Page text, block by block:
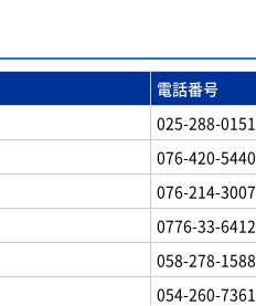
電話番号
025-288-0151
076-420-5440
076-214-3007
0776-33-6412
058-278-1588
054-260-7361